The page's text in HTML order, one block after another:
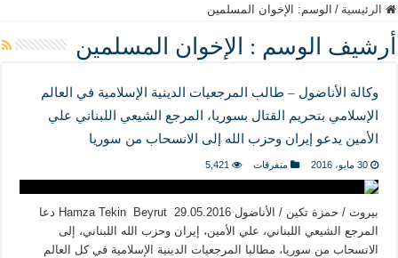
www.alamine.net
مواقف وآراء العلاّمة السيد علي الأمين من الأحداث والقضايا - اضغط للاطلاع
إذا كان التسنن هو الإيمان بسنة رسول الله ( صلى الله عليه وآله) فكلّ
علاقات المذاهب والأديان لا يجوز أن تكون على حساب الأوطان
لن تحمينا مذاهبنا ولا طوائفنا ولا أحزابنا ولا جماعاتنا، بل الإنصهار الوطني والدولة
المذاهب ليست قدرًا لا يمكن تجاوزه
ليست المنفعة تأتي من إسلامية النّظام كما لا تأتي المضرة من مسيحية النظام
المتهاون بوطنه متهاون بدينه حتماً
نسج العلاقة مع الآخر تكون من خلال منظومة القيم و المبادئ الانسانية التي تجعل
الرئيسية / الوسم: الإخوان المسلمين
أرشيف الوسم : الإخوان المسلمين
وكالة الأناضول – طالب المرجعيات الدينية الإسلامية في العالم
الإسلامي بتحريم القتال بسوريا، المرجع الشيعي اللبناني علي
الأمين يدعو إيران وحزب الله إلى الانسحاب من سوريا
30 مايو، 2016 متفرقات 5,421
بيروت / حمزة تكين / الأناضول 29.05.2016 Hamza Tekin Beyrut دعا
المرجع الشيعي اللبناني، علي الأمين، إيران وحزب الله اللبناني، إلى
الانسحاب من سوريا، مطالبا المرجعيات الدينية الإسلامية في كل العالم